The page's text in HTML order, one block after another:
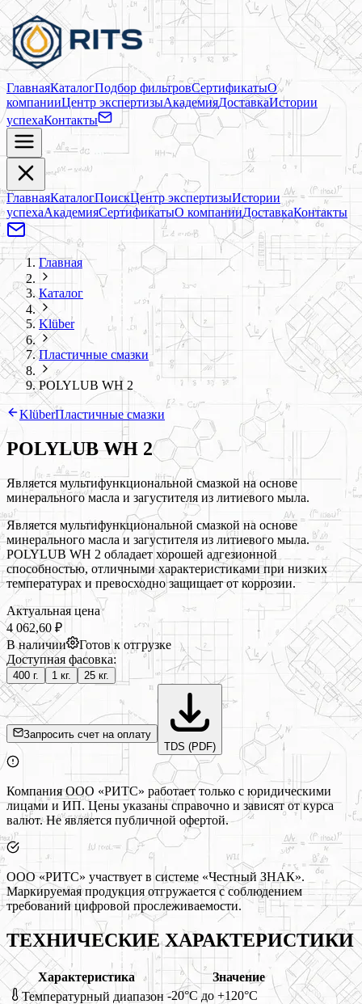
ГлавнаяКаталогПодбор фильтровСертификатыО
компанииЦентр экспертизыАкадемияДоставкаИстории
успехаКонтакты
ГлавнаяКаталогПоискЦентр экспертизыИстории
успехаАкадемияСертификатыО компанииДоставкаКонтакты
Главная
Каталог
Klüber
Пластичные смазки
POLYLUB WH 2
KlüberПластичные смазки
POLYLUB WH 2
Является мультифункциональной смазкой на основе
минерального масла и загустителя из литиевого мыла.
Является мультифункциональной смазкой на основе
минерального масла и загустителя из литиевого мыла.
POLYLUB WH 2 обладает хорошей адгезионной
способностью, отличными характеристиками при низких
температурах и превосходно защищает от коррозии.
Актуальная цена
4 062,60 ₽
В наличии
Готов к отгрузке
Доступная фасовка:
400 г. 1 кг. 25 кг.
Запросить счет на оплату
TDS (PDF)
Компания ООО «РИТС» работает только с юридическими
лицами и ИП. Цены указаны справочно и зависят от курса
валют. Не является публичной офертой.
ООО «РИТС» участвует в системе «Честный ЗНАК».
Маркируемая продукция отгружается с соблюдением
требований цифровой прослеживаемости.
ТЕХНИЧЕСКИЕ ХАРАКТЕРИСТИКИ
Характеристика
Значение
Температурный диапазон -20°C до +120°C